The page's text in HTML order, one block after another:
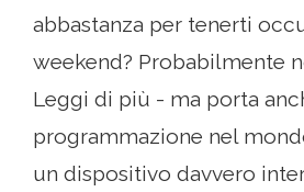
abbastanza per tenerti
weekend? Probabilmente
Leggi di più - ma porta
programmazione nel
un dispositivo davvero